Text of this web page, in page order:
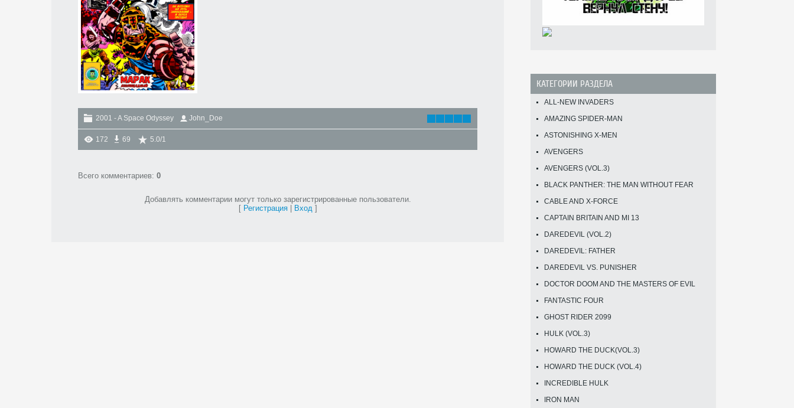
2001 - A Space Odyssey John_Doe
172 69 5.0/1
Всего комментариев: 0
Добавлять комментарии могут только зарегистрированные пользователи.
[ Регистрация| Вход]
КАТЕГОРИИ РАЗДЕЛА
ALL-NEW INVADERS
AMAZING SPIDER-MAN
ASTONISHING X-MEN
AVENGERS
AVENGERS (VOL.3)
BLACK PANTHER: THE MAN WITHOUT FEAR
CABLE AND X-FORCE
CAPTAIN BRITAIN AND MI 13
DAREDEVIL (VOL.2)
DAREDEVIL: FATHER
DAREDEVIL VS. PUNISHER
DOCTOR DOOM AND THE MASTERS OF EVIL
FANTASTIC FOUR
GHOST RIDER 2099
HULK (VOL.3)
HOWARD THE DUCK(VOL.3)
HOWARD THE DUCK (VOL.4)
INCREDIBLE HULK
IRON MAN